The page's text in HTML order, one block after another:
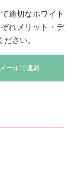
適切なホワイト
れメリット・デ
さい。
メールで連絡